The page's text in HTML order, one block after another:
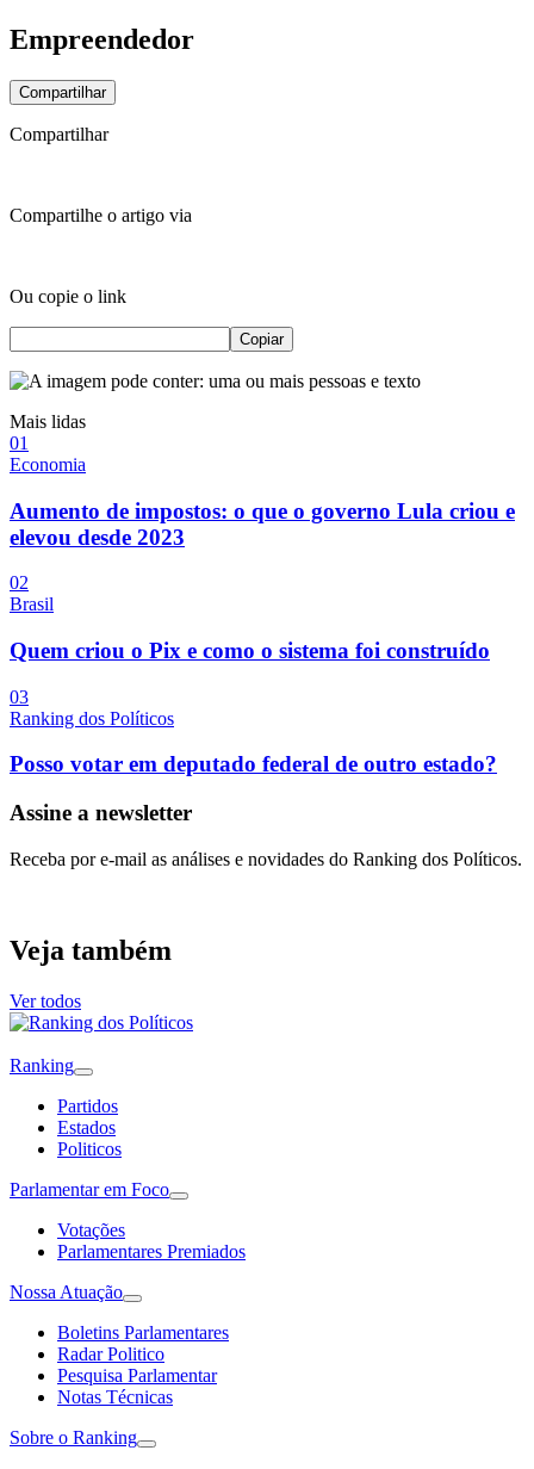
Empreendedor
Compartilhar
Compartilhar
Compartilhe o artigo via
Ou copie o link
Copiar
Mais lidas
01
Economia
Aumento de impostos: o que o governo Lula criou e
elevou desde 2023
02
Brasil
Quem criou o Pix e como o sistema foi construído
03
Ranking dos Políticos
Posso votar em deputado federal de outro estado?
Assine a newsletter
Receba por e-mail as análises e novidades do Ranking dos Políticos.
Veja também
Ver todos
Ranking
Partidos
Estados
Politicos
Parlamentar em Foco
Votações
Parlamentares Premiados
Nossa Atuação
Boletins Parlamentares
Radar Politico
Pesquisa Parlamentar
Notas Técnicas
Sobre o Ranking